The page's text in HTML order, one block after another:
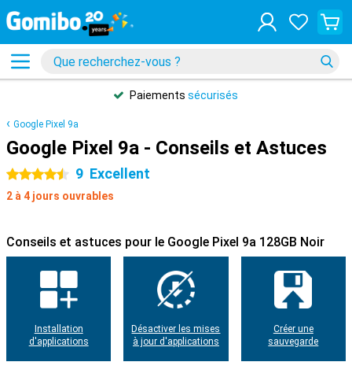
Paiements sécurisés
Google Pixel 9a
Google Pixel 9a - Conseils et Astuces
4.5 étoiles 9 Excellent
2 à 4 jours ouvrables
Conseils et astuces pour le Google Pixel 9a 128GB Noir
Installation
d'applications
Désactiver les mises
à jour d'applications
Créer une
sauvegarde